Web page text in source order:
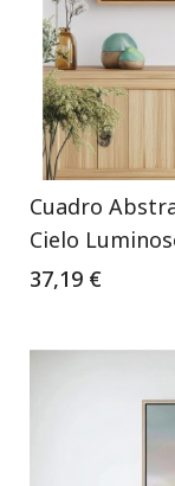
Cuadro
Cielo
37,19 €